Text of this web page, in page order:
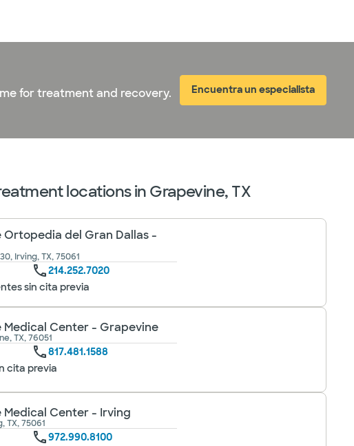
for treatment and recovery.
Encuentra un especialista
locations in Grapevine, TX
del Gran Dallas -
Irving, TX, 75061
214.252.7020
sin cita previa
Center - Grapevine
TX, 76051
817.481.1588
cita previa
Center - Irving
TX, 75061
972.990.8100